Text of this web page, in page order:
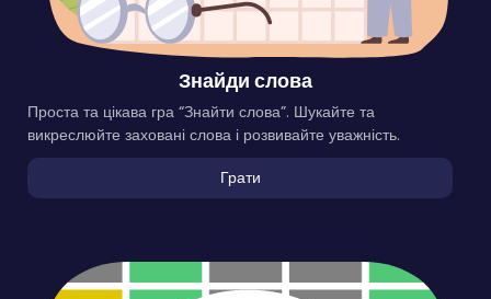
Знайди слова
Проста та цікава гра “Знайти слова”. Шукайте та
викреслюйте заховані слова і розвивайте уважність.
Грати